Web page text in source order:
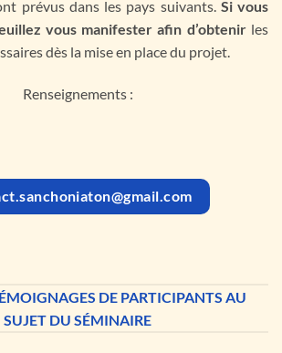
prévus dans les pays suivants. Si vous
vous manifester afin d’obtenirles
dès la mise en place du projet.
Renseignements :
DE PARTICIPANTS AU
SUJET DU SÉMINAIRE